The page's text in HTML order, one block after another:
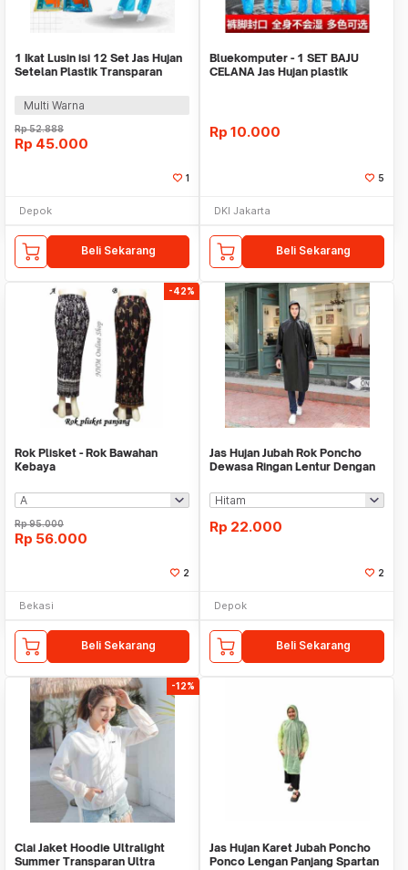
1 Ikat Lusin isi 12 Set Jas Hujan
Setelan Plastik Transparan
Multi Warna
Rp52.888
Rp 45.000
1
Depok
Beli Sekarang
Bluekomputer - 1 SET BAJU
CELANA Jas Hujan plastik
Rp 10.000
5
DKI Jakarta
Beli Sekarang
-42%
Rok Plisket - Rok Bawahan
Kebaya
Rp95.000
Rp 56.000
2
Bekasi
Beli Sekarang
Jas Hujan Jubah Rok Poncho
Dewasa Ringan Lentur Dengan
Rp 22.000
2
Depok
Beli Sekarang
-12%
Clai Jaket Hoodie Ultralight
Summer Transparan Ultra
Jas Hujan Karet Jubah Poncho
Ponco Lengan Panjang Spartan